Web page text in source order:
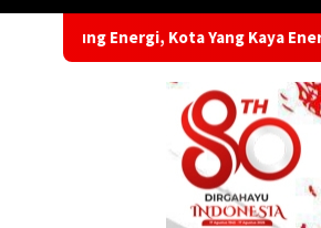
Energi Justru Kekurangan Energi